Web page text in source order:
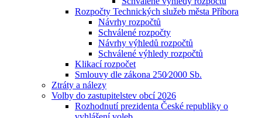
Rozpočty Technických služeb města Příbora
Návrhy rozpočtů
Schválené rozpočty
Návrhy výhledů rozpočtů
Schválené výhledy rozpočtů
Klikací rozpočet
Smlouvy dle zákona 250⁄2000 Sb.
Ztráty a nálezy
Volby do zastupitelstev obcí 2026
Rozhodnutí prezidenta České republiky o